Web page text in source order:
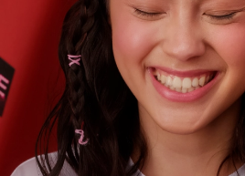
FAQ™ Pure Beauty-Tech Elixir
issa™ Teeth Whitening Set
English Deutsch
Français
Italiano
Polski
Svenska
Türkçe
简体中文